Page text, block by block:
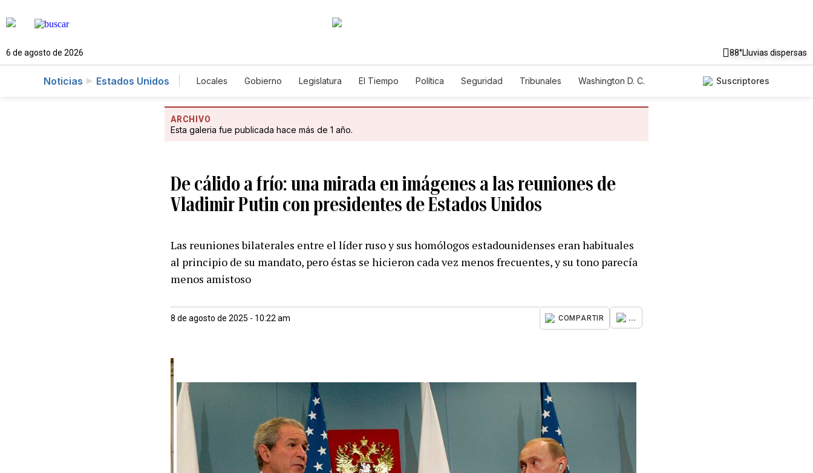
6 de agosto de 2026 88°Lluvias dispersas
Noticias Estados Unidos Locales Gobierno Legislatura El Tiempo Política Seguridad Tribunales
Washington D. C.
Suscriptores
ARCHIVO
Esta galeria fue publicada hace más de 1 año.
De cálido a frío: una mirada en imágenes a las reuniones de
Vladimir Putin con presidentes de Estados Unidos
Las reuniones bilaterales entre el líder ruso y sus homólogos estadounidenses eran habituales
al principio de su mandato, pero éstas se hicieron cada vez menos frecuentes, y su tono parecía
menos amistoso
8 de agosto de 2025 - 10:22 am COMPARTIR ...